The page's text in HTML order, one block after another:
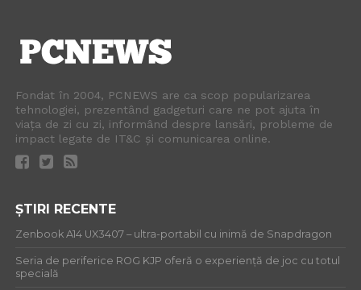
Fondat în 2004, PCNEWS are ca scop popularizarea
tehnologiei, prezentând gadgeturi care ne pot ajuta în
viața de zi cu zi, informând despre lansări, probleme de
impact legate de IT&C și comunicarea online.
ȘTIRI RECENTE
Zenbook A14 UX3407 – ultra-portabil cu inimă de Snapdragon
Seria de periferice ROG KJP oferă o experiență de joc cu totul
specială